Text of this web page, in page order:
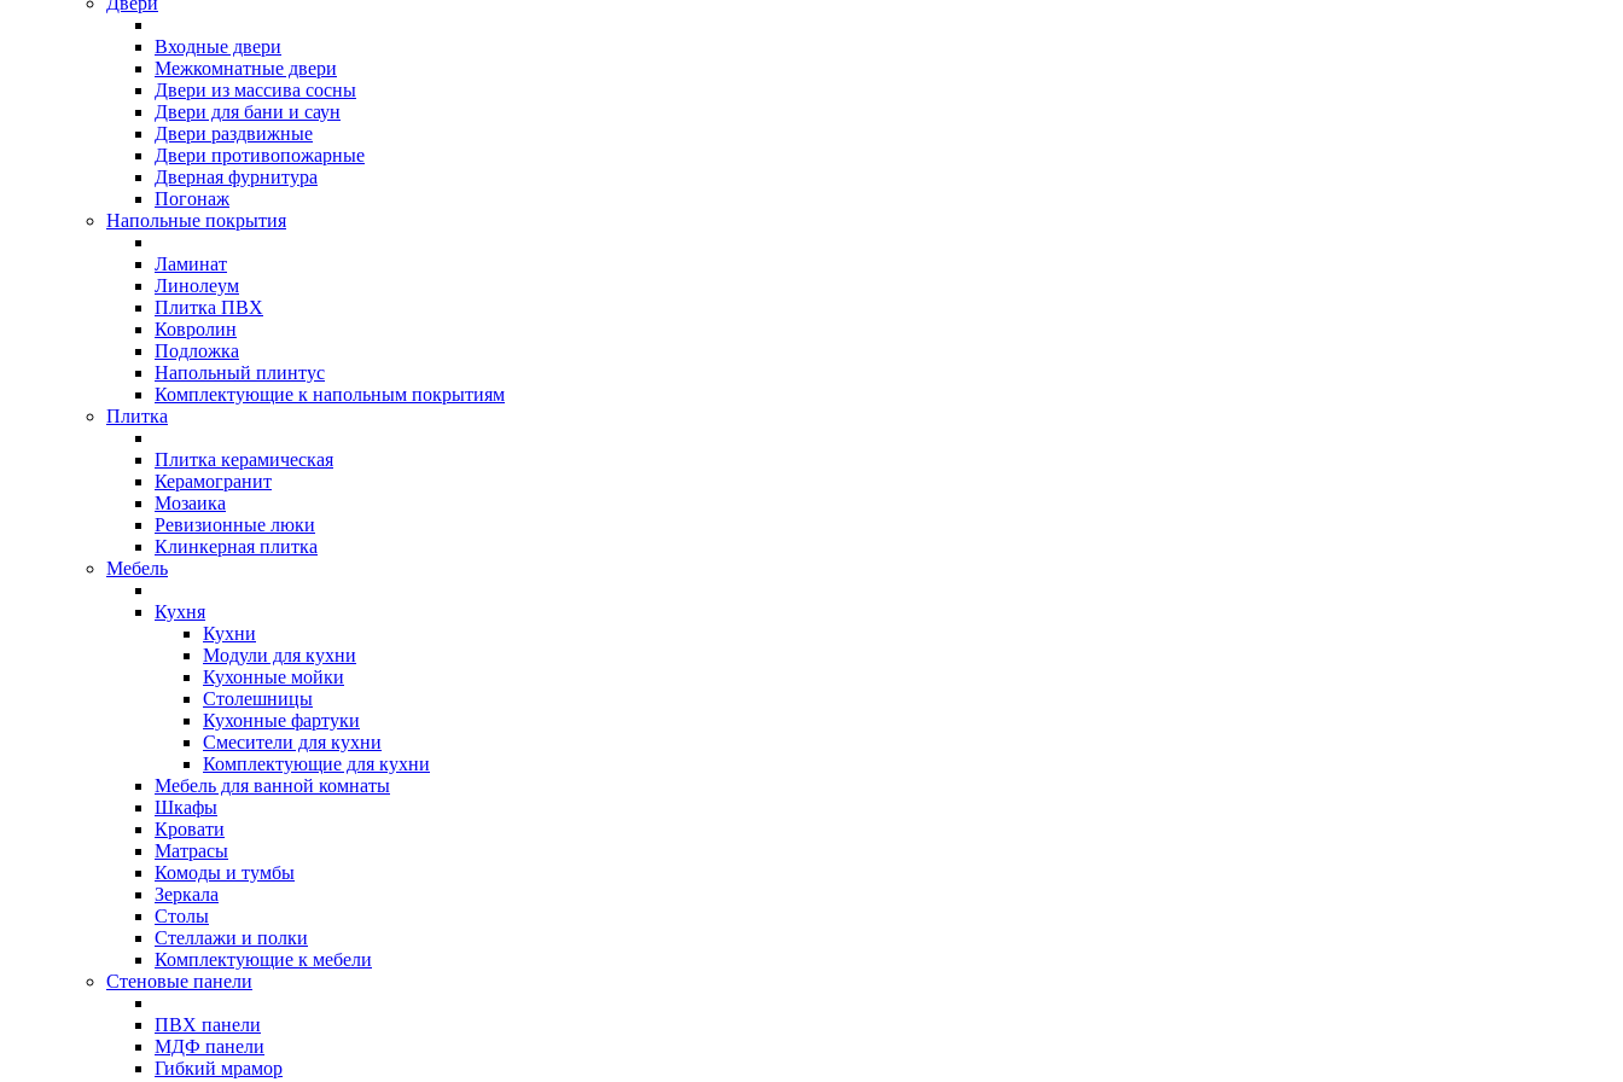
Входные двери
Межкомнатные двери
Двери из массива сосны
Двери для бани и саун
Двери раздвижные
Двери противопожарные
Дверная фурнитура
Погонаж
Напольные покрытия
Ламинат
Линолеум
Плитка ПВХ
Ковролин
Подложка
Напольный плинтус
Комплектующие к напольным покрытиям
Плитка
Плитка керамическая
Керамогранит
Мозаика
Ревизионные люки
Клинкерная плитка
Мебель
Кухня
Кухни
Модули для кухни
Кухонные мойки
Столешницы
Кухонные фартуки
Смесители для кухни
Комплектующие для кухни
Мебель для ванной комнаты
Шкафы
Кровати
Матрасы
Комоды и тумбы
Зеркала
Столы
Стеллажи и полки
Комплектующие к мебели
Стеновые панели
ПВХ панели
МДФ панели
Гибкий мрамор